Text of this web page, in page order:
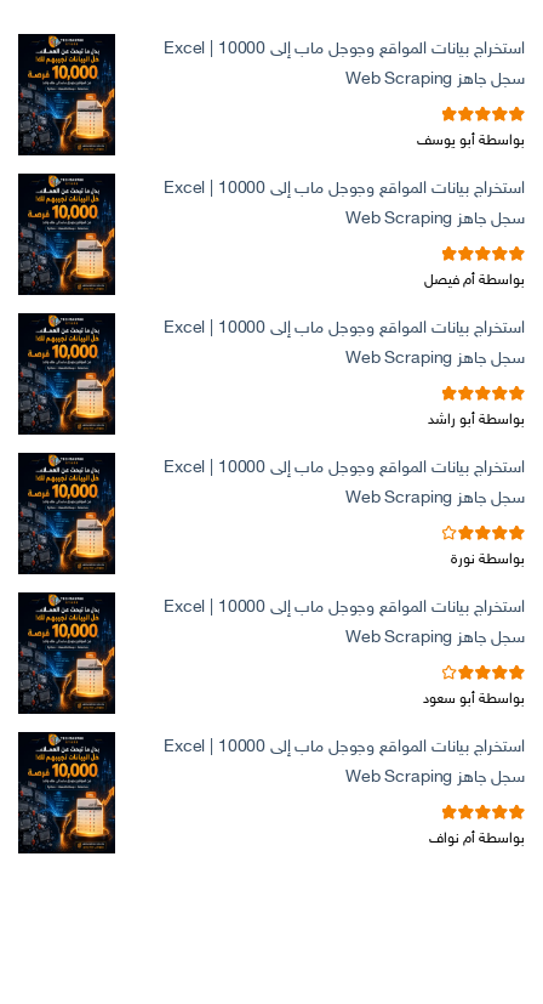
استخراج بيانات المواقع وجوجل ماب إلى Excel | 10000
سجل جاهز Web Scraping
تم التقييم5
من 5
بواسطة أبو يوسف
استخراج بيانات المواقع وجوجل ماب إلى Excel | 10000
سجل جاهز Web Scraping
تم التقييم5
من 5
بواسطة أم فيصل
استخراج بيانات المواقع وجوجل ماب إلى Excel | 10000
سجل جاهز Web Scraping
تم التقييم5
من 5
بواسطة أبو راشد
استخراج بيانات المواقع وجوجل ماب إلى Excel | 10000
سجل جاهز Web Scraping
تم التقييم
4من 5
بواسطة نورة
استخراج بيانات المواقع وجوجل ماب إلى Excel | 10000
سجل جاهز Web Scraping
تم التقييم
4من 5
بواسطة أبو سعود
استخراج بيانات المواقع وجوجل ماب إلى Excel | 10000
سجل جاهز Web Scraping
تم التقييم5
من 5
بواسطة أم نواف